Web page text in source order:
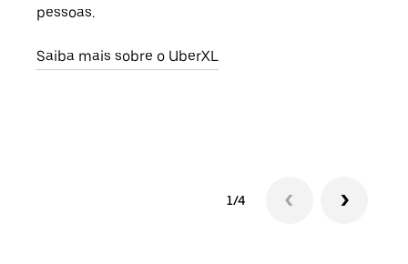
pessoas.
Saiba mais sobre o UberXL
1/4